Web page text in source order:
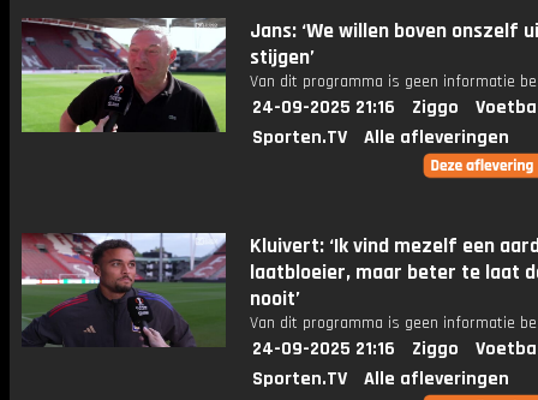
Jans: ‘We willen boven onszelf
stijgen’
Van dit programma is geen informatie
24-09-2025 21:16 Ziggo
Sporten.TV
Alle afleveringen
Kluivert: ‘Ik vind mezelf een
laatbloeier, maar beter te laat
nooit’
Van dit programma is geen informatie
24-09-2025 21:16 Ziggo
Sporten.TV
Alle afleveringen